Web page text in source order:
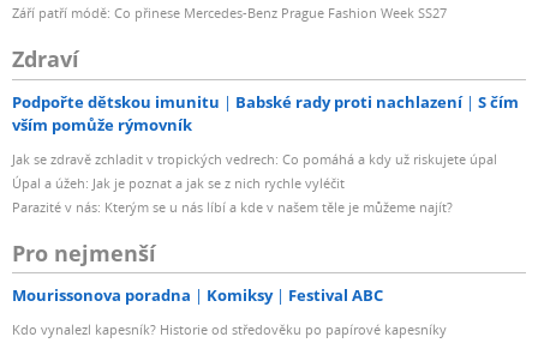
Září patří módě: Co přinese Mercedes-Benz Prague Fashion Week SS27
Zdraví
Podpořte dětskou imunitu Babské rady proti nachlazení
S čím
vším pomůže rýmovník
Jak se zdravě zchladit v tropických vedrech: Co pomáhá a kdy už riskujete úpal
Úpal a úžeh: Jak je poznat a jak se z nich rychle vyléčit
Parazité v nás: Kterým se u nás líbí a kde v našem těle je můžeme najít?
Pro nejmenší
Mourissonova poradna Komiksy Festival ABC
Kdo vynalezl kapesník? Historie od středověku po papírové kapesníky